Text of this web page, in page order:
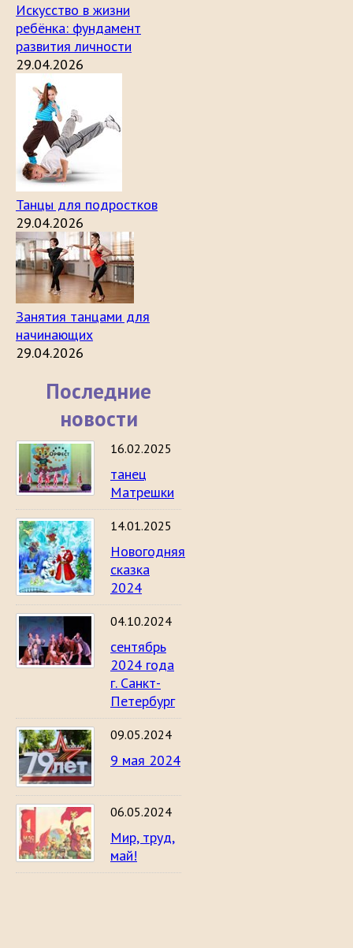
Искусство в жизни
ребёнка: фундамент
развития личности
29.04.2026
Танцы для подростков
29.04.2026
Занятия танцами для
начинающих
29.04.2026
Последние
новости
16.02.2025
танец
Матрешки
14.01.2025
Новогодняя
сказка
2024
04.10.2024
сентябрь
2024 года
г. Санкт-
Петербург
09.05.2024
9 мая 2024
06.05.2024
Мир, труд,
май!